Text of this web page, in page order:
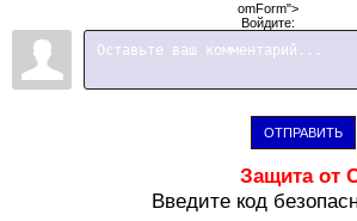
omForm">
Войдите:
ОТПРАВИТЬ
Защита
Введите код